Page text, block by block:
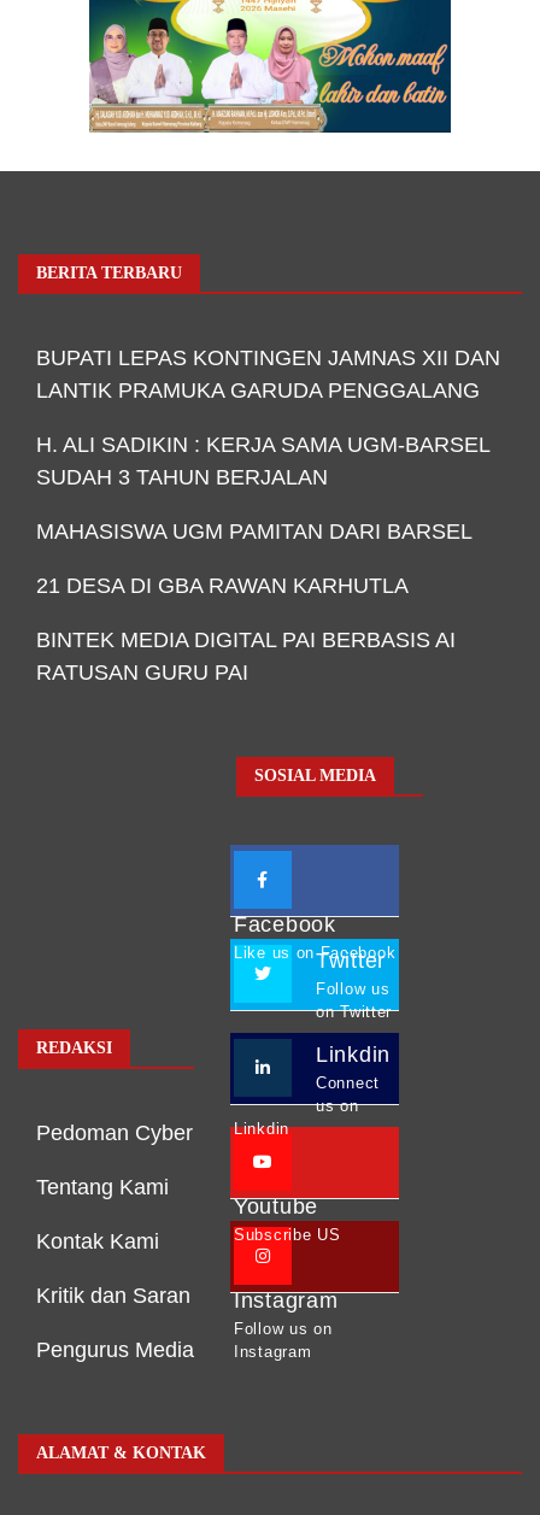
BERITA TERBARU
BUPATI LEPAS KONTINGEN JAMNAS XII DAN
LANTIK PRAMUKA GARUDA PENGGALANG
H. ALI SADIKIN : KERJA SAMA UGM-BARSEL
SUDAH 3 TAHUN BERJALAN
MAHASISWA UGM PAMITAN DARI BARSEL
21 DESA DI GBA RAWAN KARHUTLA
BINTEK MEDIA DIGITAL PAI BERBASIS AI
RATUSAN GURU PAI
REDAKSI
Pedoman Cyber
Tentang Kami
Kontak Kami
Kritik dan Saran
Pengurus Media
SOSIAL MEDIA
Facebook
Like us on Facebook
Twitter
Follow us
on Twitter
Linkdin
Connect
us on
Linkdin
Youtube
Subscribe US
Instagram
Follow us on
Instagram
ALAMAT & KONTAK